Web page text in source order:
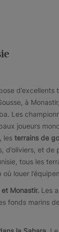
d’excellents
à
Les
joueurs
les terrains de
d’oliviers, et de
tous les
où louer
Monastir. Les
fonds marins